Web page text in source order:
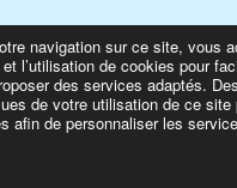
navigation sur ce site, vous
l’utilisation de cookies pour
des services adaptés.
de votre utilisation de ce
afin de personnaliser les